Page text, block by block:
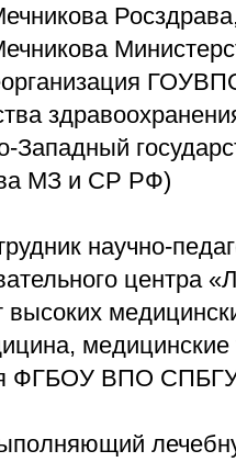
МЗ и СР РФ)
научно-
центра
медицинские
ФГБОУ ВПО